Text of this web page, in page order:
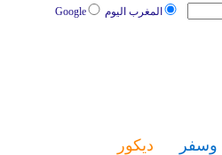
المغرب اليوم Google
وسفر ديكور